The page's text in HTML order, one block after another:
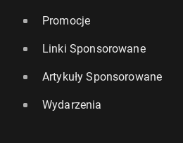
Promocje
Linki Sponsorowane
Artykuły Sponsorowane
Wydarzenia